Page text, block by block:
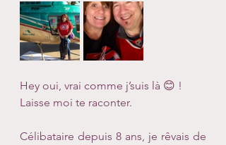
Hey oui, vrai comme j’suis là 😊 !
Laisse moi te raconter.
Célibataire depuis 8 ans, je rêvais de